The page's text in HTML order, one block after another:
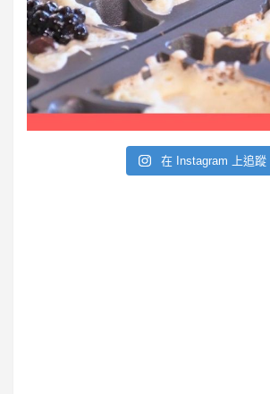
e在 Instagram 上追蹤